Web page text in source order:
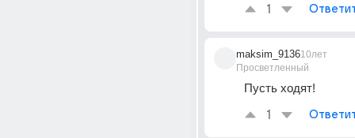
1
maksim_9136
Просветленный
10лет
Пусть ходят!
1